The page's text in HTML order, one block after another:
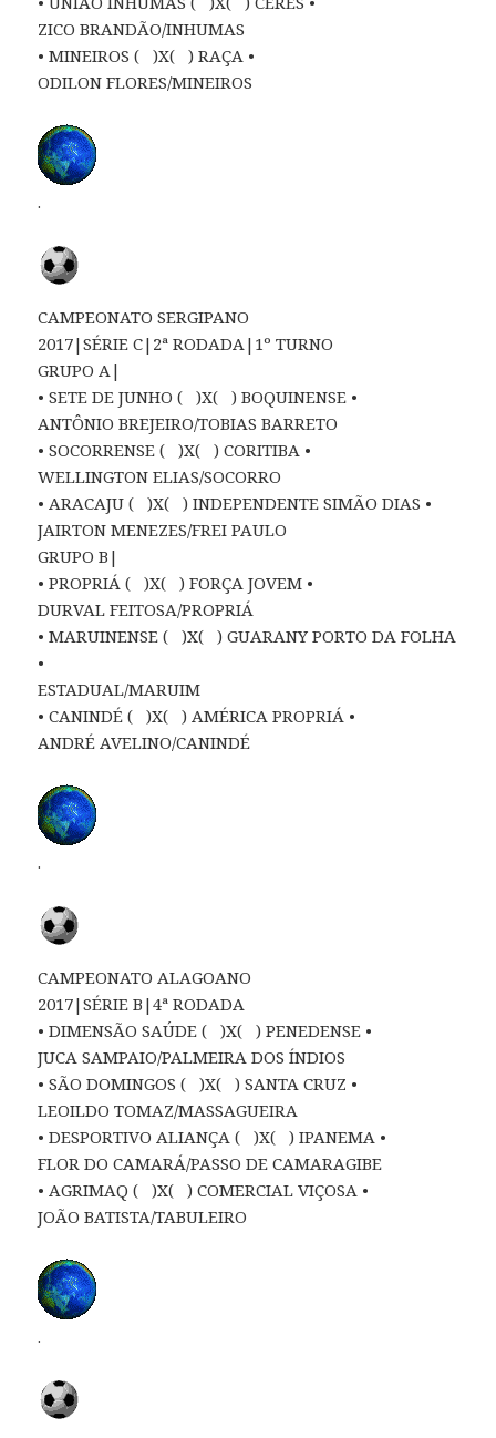
ZICO BRANDÃO/INHUMAS
• MINEIROS ( )X( ) RAÇA •
ODILON FLORES/MINEIROS
.
CAMPEONATO SERGIPANO
2017|SÉRIE C|2ª RODADA|1º TURNO
GRUPO A|
• SETE DE JUNHO ( )X( ) BOQUINENSE •
ANTÔNIO BREJEIRO/TOBIAS BARRETO
• SOCORRENSE ( )X( ) CORITIBA •
WELLINGTON ELIAS/SOCORRO
• ARACAJU ( )X( ) INDEPENDENTE SIMÃO DIAS •
JAIRTON MENEZES/FREI PAULO
GRUPO B|
• PROPRIÁ ( )X( ) FORÇA JOVEM •
DURVAL FEITOSA/PROPRIÁ
• MARUINENSE ( )X( ) GUARANY PORTO DA FOLHA
•
ESTADUAL/MARUIM
• CANINDÉ ( )X( ) AMÉRICA PROPRIÁ •
ANDRÉ AVELINO/CANINDÉ
.
CAMPEONATO ALAGOANO
2017|SÉRIE B|4ª RODADA
• DIMENSÃO SAÚDE ( )X( ) PENEDENSE •
JUCA SAMPAIO/PALMEIRA DOS ÍNDIOS
• SÃO DOMINGOS ( )X( ) SANTA CRUZ •
LEOILDO TOMAZ/MASSAGUEIRA
• DESPORTIVO ALIANÇA ( )X( ) IPANEMA •
FLOR DO CAMARÁ/PASSO DE CAMARAGIBE
• AGRIMAQ ( )X( ) COMERCIAL VIÇOSA •
JOÃO BATISTA/TABULEIRO
.